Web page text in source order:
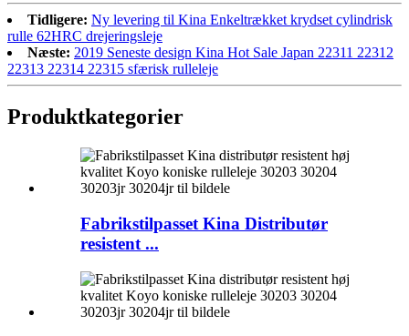
Tidligere: Ny levering til Kina Enkeltrækket krydset cylindrisk
rulle 62HRC drejeringsleje
Næste: 2019 Seneste design Kina Hot Sale Japan 22311 22312
22313 22314 22315 sfærisk rulleleje
Produktkategorier
Fabrikstilpasset Kina Distributør
resistent ...